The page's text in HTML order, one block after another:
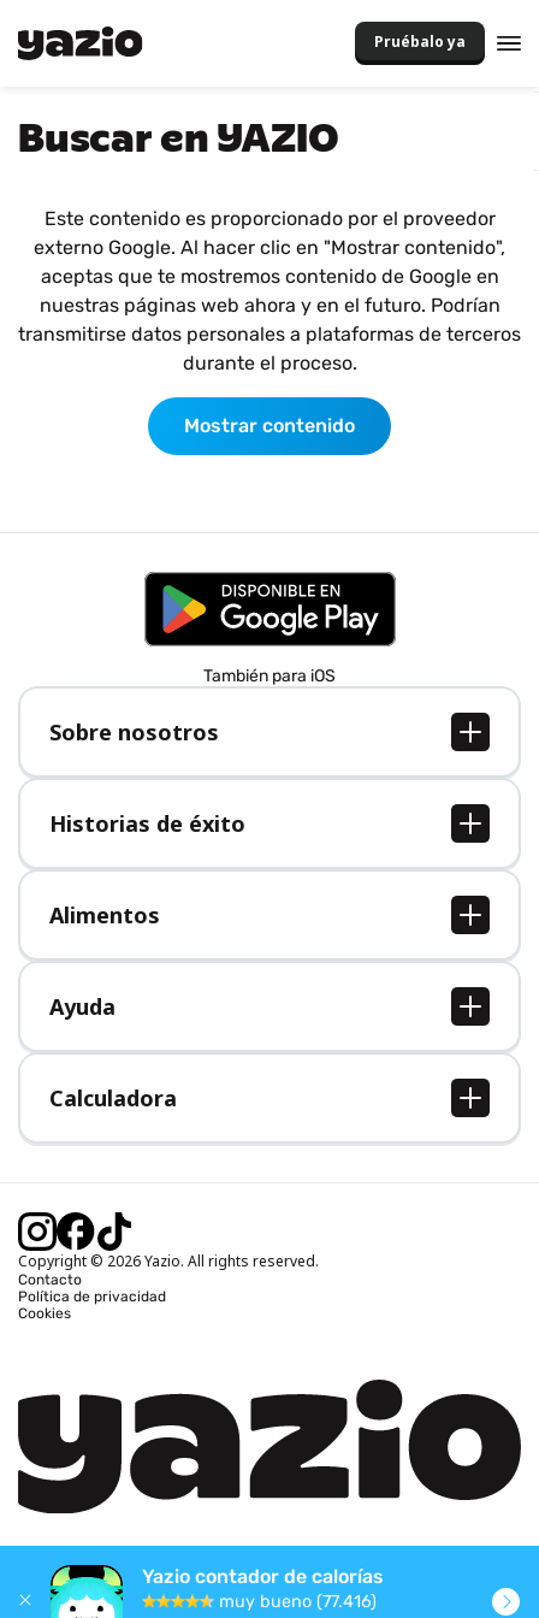
Pruébalo ya
Buscar en YAZIO
Este contenido es proporcionado por el proveedor
externo Google. Al hacer clic en "Mostrar contenido",
aceptas que te mostremos contenido de Google en
nuestras páginas web ahora y en el futuro. Podrían
transmitirse datos personales a plataformas de terceros
durante el proceso.
Mostrar contenido
También para iOS
Sobre nosotros
Sobre nosotros
Empleo
Prensa
Historias de éxito
Todas las historias de éxito
Alimentos
Todos los alimentos
Ayuda
Centro de ayuda
Calculadora
Calcular IMC
Calcular peso ideal
Calcular calorías quemadas
Copyright © 2026 Yazio. All rights reserved.
Contacto
Política de privacidad
Cookies
Yazio contador de calorías
muy bueno (77.416)